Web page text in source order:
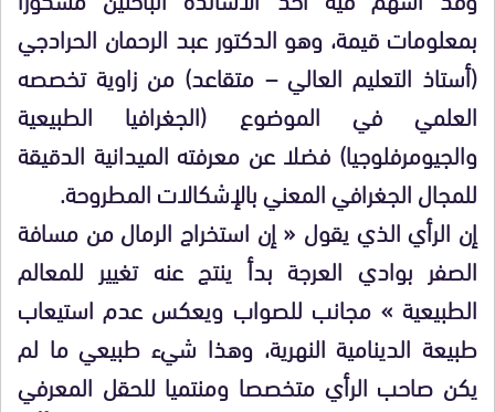
بمعلومات قيمة، وهو الدكتور عبد الرحمان الحرادجي
(أستاذ التعليم العالي – متقاعد) من زاوية تخصصه
العلمي في الموضوع (الجغرافيا الطبيعية
والجيومرفلوجيا) فضلا عن معرفته الميدانية الدقيقة
للمجال الجغرافي المعني بالإشكالات المطروحة.
إن الرأي الذي يقول « إن استخراج الرمال من مسافة
الصفر بوادي العرجة بدأ ينتج عنه تغيير للمعالم
الطبيعية » مجانب للصواب ويعكس عدم استيعاب
طبيعة الدينامية النهرية، وهذا شيء طبيعي ما لم
يكن صاحب الرأي متخصصا ومنتميا للحقل المعرفي